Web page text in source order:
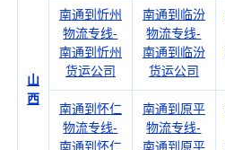
山
西
南通到忻州
物流专线-
南通到忻州
货运公司
南通到临汾
物流专线-
南通到临汾
货运公司
南通到怀仁
物流专线-
南通到怀仁
南通到原平
物流专线-
南通到原平